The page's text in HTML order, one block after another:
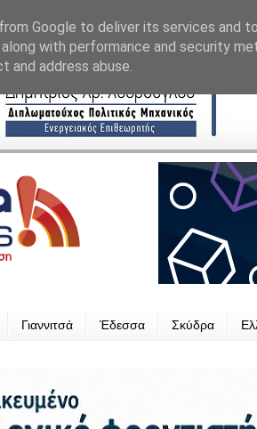
Γιαννιτσά Έδεσσα Σκύδρα
Google to deliver its services and
with performance and security
address abuse.